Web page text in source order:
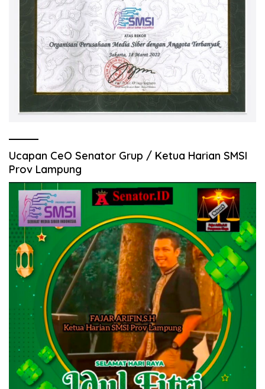
Ucapan CeO Senator Grup / Ketua Harian SMSI
Prov Lampung